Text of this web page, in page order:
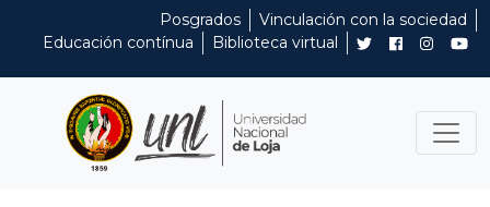
Posgrados
Vinculación con la sociedad
Educación contínua
Biblioteca virtual